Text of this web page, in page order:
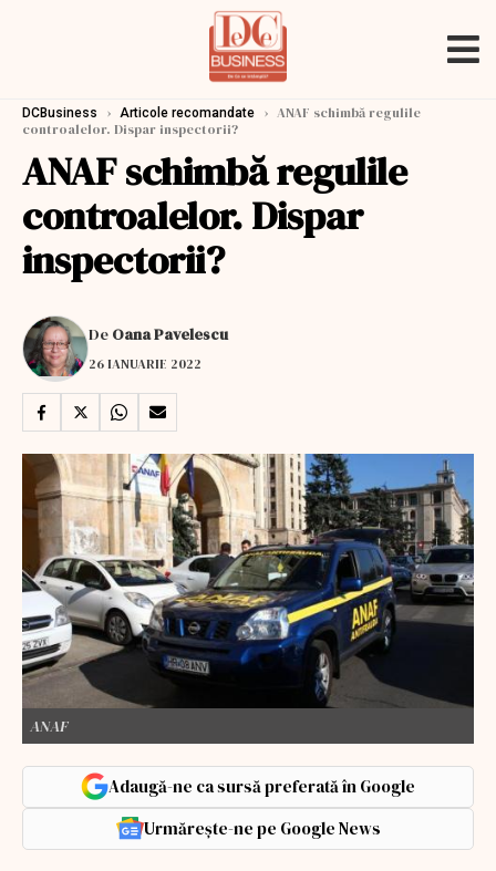
DCBusiness › Articole recomandate › ANAF schimbă regulile
controalelor. Dispar inspectorii?
ANAF schimbă regulile
controalelor. Dispar
inspectorii?
De Oana Pavelescu
26 IANUARIE 2022
ANAF
Adaugă-ne ca sursă preferată în Google
Urmărește-ne pe Google News